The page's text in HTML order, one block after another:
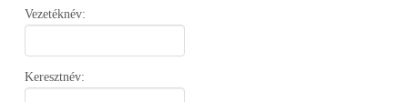
Vezetéknév:
Keresztnév: